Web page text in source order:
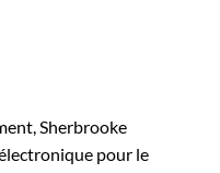
Sherbrooke
pour le